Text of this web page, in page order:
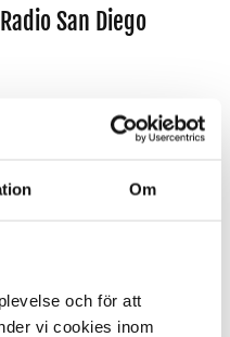
Om
och för att
vi cookies inom
San Diego
– USB – AUX –